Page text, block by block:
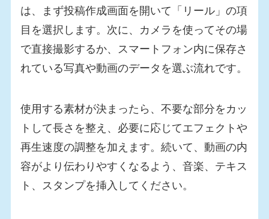
は、まず投稿作成画面を開いて「リール」の項
目を選択します。次に、カメラを使ってその場
で直接撮影するか、スマートフォン内に保存さ
れている写真や動画のデータを選ぶ流れです。
使用する素材が決まったら、不要な部分をカッ
トして長さを整え、必要に応じてエフェクトや
再生速度の調整を加えます。続いて、動画の内
容がより伝わりやすくなるよう、音楽、テキス
ト、スタンプを挿入してください。